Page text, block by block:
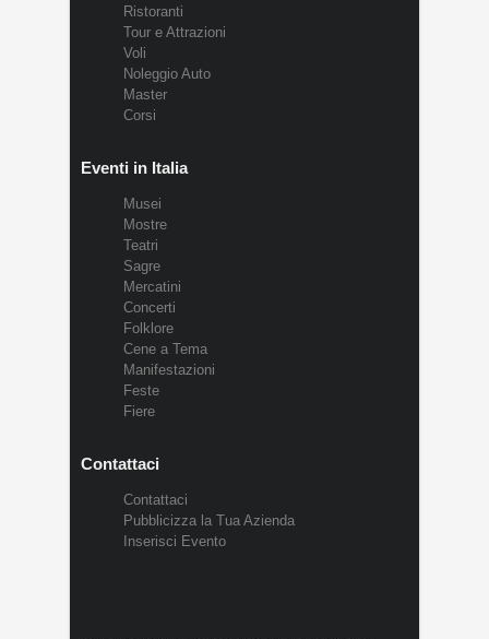
Ristoranti
Tour e Attrazioni
Voli
Noleggio Auto
Master
Corsi
Eventi in Italia
Musei
Mostre
Teatri
Sagre
Mercatini
Concerti
Folklore
Cene a Tema
Manifestazioni
Feste
Fiere
Contattaci
Contattaci
Pubblicizza la Tua Azienda
Inserisci Evento